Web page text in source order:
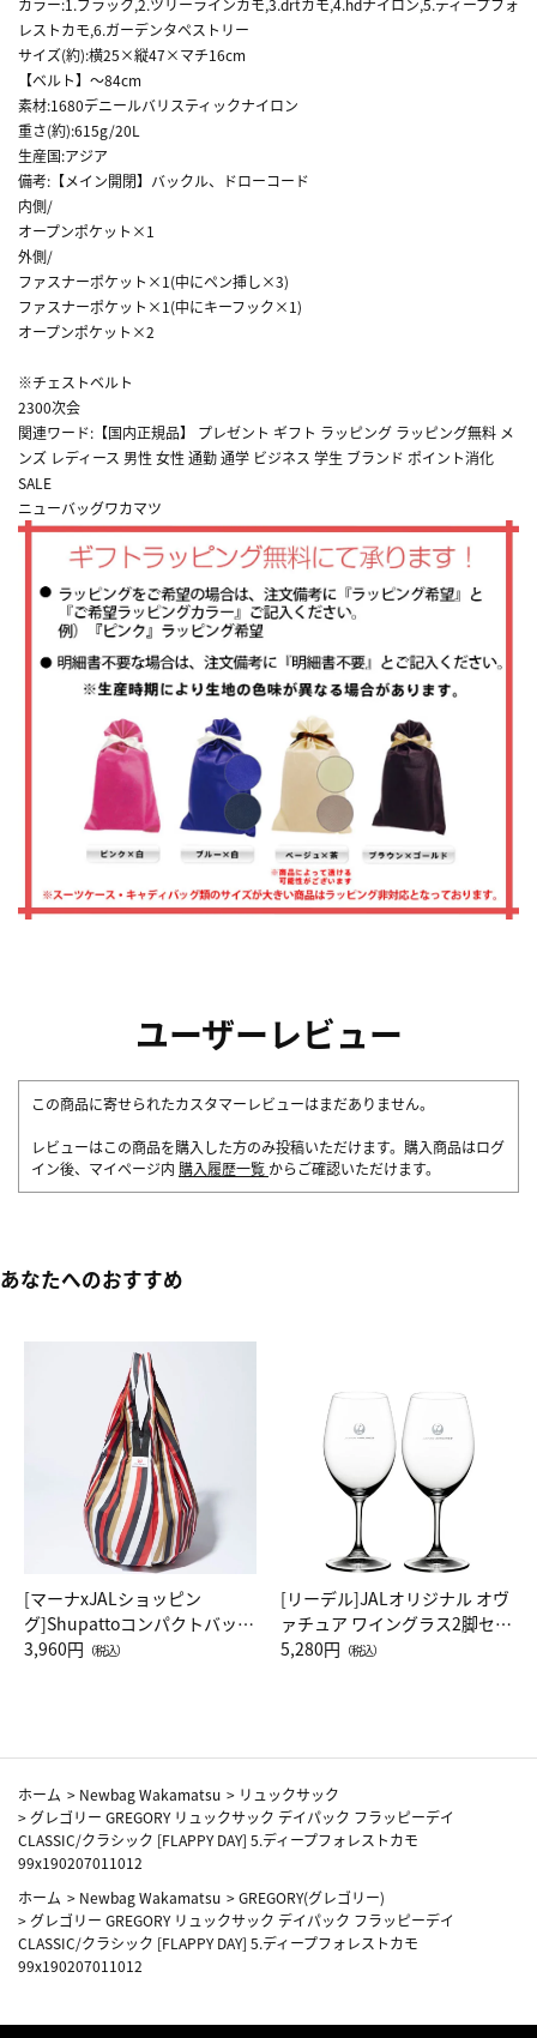
カラー:1.ブラック,2.ツリーラインカモ,3.drtカモ,4.hdナイロン,5.ディープフォ
レストカモ,6.ガーデンタペストリー
サイズ(約):横25×縦47×マチ16cm
【ベルト】～84cm
素材:1680デニールバリスティックナイロン
重さ(約):615g/20L
生産国:アジア
備考:【メイン開閉】バックル、ドローコード
内側/
オープンポケット×1
外側/
ファスナーポケット×1(中にペン挿し×3)
ファスナーポケット×1(中にキーフック×1)
オープンポケット×2
※チェストベルト
2300次会
関連ワード:【国内正規品】 プレゼント ギフト ラッピング ラッピング無料 メ
ンズ レディース 男性 女性 通勤 通学 ビジネス 学生 ブランド ポイント消化
SALE
ニューバッグワカマツ
ユーザーレビュー
この商品に寄せられたカスタマーレビューはまだありません。
レビューはこの商品を購入した方のみ投稿いただけます。購入商品はログ
イン後、マイページ内 購入履歴一覧 からご確認いただけます。
あなたへのおすすめ
[マーナxJALショッピン
グ]Shupattoコンパクトバッグ
Drop JAL客室乗務員（LC）ス
3,960円 （税込）
[リーデル]JALオリジナル オヴ
ァチュア ワイングラス2脚セッ
ト（レッドワイン）
5,280円 （税込）
ホーム > Newbag Wakamatsu > リュックサック
> グレゴリー GREGORY リュックサック デイパック フラッピーデイ
CLASSIC/クラシック [FLAPPY DAY] 5.ディープフォレストカモ
99x190207011012
ホーム > Newbag Wakamatsu >GREGORY(グレゴリー)
> グレゴリー GREGORY リュックサック デイパック フラッピーデイ
CLASSIC/クラシック [FLAPPY DAY] 5.ディープフォレストカモ
99x190207011012